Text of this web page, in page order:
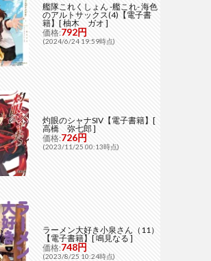
艦隊これくしょん -艦これ- 海色
のアルトサックス(4)【電子書
籍】[ 柚木 ガオ ]
価格:792円
(2024/6/24 19:59時点)
灼眼のシャナSIV【電子書籍】[
高橋 弥七郎 ]
価格:726円
(2023/11/25 00:13時点)
ラーメン大好き小泉さん（11）
【電子書籍】[ 鳴見なる ]
価格:748円
(2023/8/25 10:24時点)